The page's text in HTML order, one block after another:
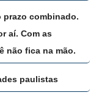
prazo combinado.
aí. Com as
não fica na mão.
paulistas